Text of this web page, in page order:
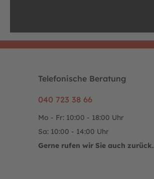
Telefonische Beratung
040 723 38 66
Mo - Fr: 10:00 - 18:00 Uhr
Sa: 10:00 - 14:00 Uhr
Gerne rufen wir Sie auch zurück.